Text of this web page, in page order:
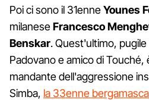
Poi ci sono il 31enneYounes
milaneseFrancesco
Benskar. Quest'ultimo,
Padovano e amico di Touché,
mandante dell'aggressione
Simba, la 33enne